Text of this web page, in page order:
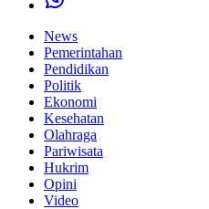
News
Pemerintahan
Pendidikan
Politik
Ekonomi
Kesehatan
Olahraga
Pariwisata
Hukrim
Opini
Video